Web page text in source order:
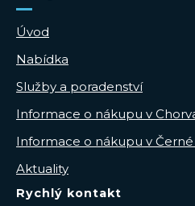
Úvod
Nabídka
Služby a poradenství
Informace o nákupu v
Informace o nákupu v
Aktuality
Rychlý kontakt